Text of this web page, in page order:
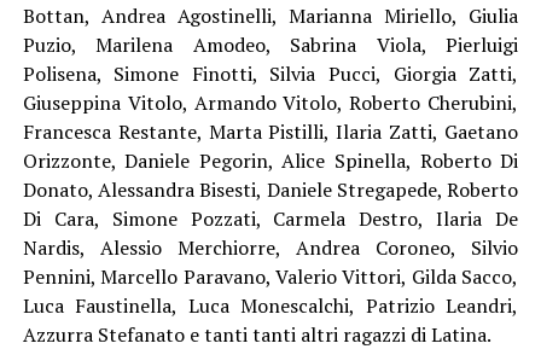
Bottan, Andrea Agostinelli, Marianna Miriello, Giulia
Puzio, Marilena Amodeo, Sabrina Viola, Pierluigi
Polisena, Simone Finotti, Silvia Pucci, Giorgia Zatti,
Giuseppina Vitolo, Armando Vitolo, Roberto Cherubini,
Francesca Restante, Marta Pistilli, Ilaria Zatti, Gaetano
Orizzonte, Daniele Pegorin, Alice Spinella, Roberto Di
Donato, Alessandra Bisesti, Daniele Stregapede, Roberto
Di Cara, Simone Pozzati, Carmela Destro, Ilaria De
Nardis, Alessio Merchiorre, Andrea Coroneo, Silvio
Pennini, Marcello Paravano, Valerio Vittori, Gilda Sacco,
Luca Faustinella, Luca Monescalchi, Patrizio Leandri,
Azzurra Stefanato e tanti tanti altri ragazzi di Latina.